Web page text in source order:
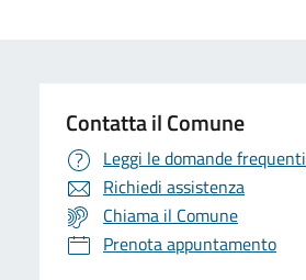
Contatta il Comune
Leggi le domande frequenti
Richiedi assistenza
Chiama il Comune
Prenota appuntamento